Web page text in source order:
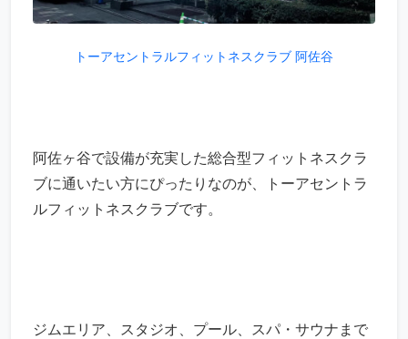
トーアセントラルフィットネスクラブ 阿佐谷
阿佐ヶ谷で設備が充実した総合型フィットネスクラ
ブに通いたい方にぴったりなのが、トーアセントラ
ルフィットネスクラブです。
ジムエリア、スタジオ、プール、スパ・サウナまで